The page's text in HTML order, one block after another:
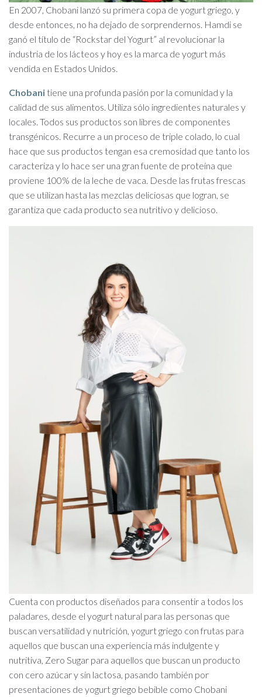
En 2007, Chobani lanzó su primera copa de yogurt griego, y
desde entonces, no ha dejado de sorprendernos. Hamdi se
ganó el título de “Rockstar del Yogurt” al revolucionar la
industria de los lácteos y hoy es la marca de yogurt más
vendida en Estados Unidos.
Chobani tiene una profunda pasión por la comunidad y la
calidad de sus alimentos. Utiliza sólo ingredientes naturales y
locales. Todos sus productos son libres de componentes
transgénicos. Recurre a un proceso de triple colado, lo cual
hace que sus productos tengan esa cremosidad que tanto los
caracteriza y lo hace ser una gran fuente de proteína que
proviene 100% de la leche de vaca. Desde las frutas frescas
que se utilizan hasta las mezclas deliciosas que logran, se
garantiza que cada producto sea nutritivo y delicioso.
Cuenta con productos diseñados para consentir a todos los
paladares, desde el yogurt natural para las personas que
buscan versatilidad y nutrición, yogurt griego con frutas para
aquellos que buscan una experiencia más indulgente y
nutritiva, Zero Sugar para aquellos que buscan un producto
con cero azúcar y sin lactosa, pasando también por
presentaciones de yogurt griego bebible como Chobani